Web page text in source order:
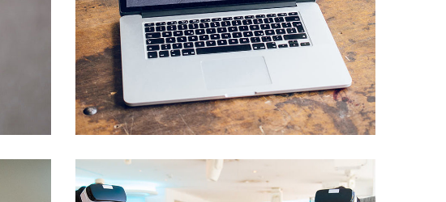
Analysis of Security
IDEAS / TECHNOLOGY